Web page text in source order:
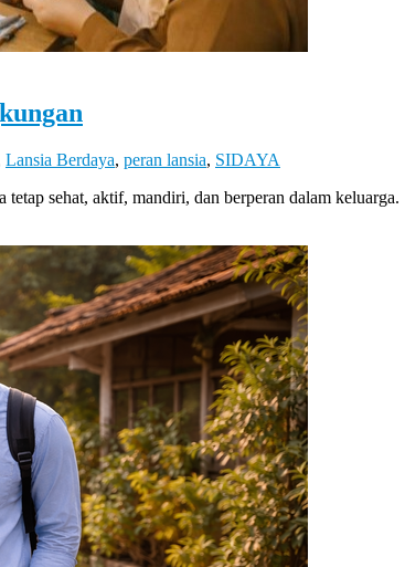
Lansia Berdaya, peran lansia, SIDAYA
sehat, aktif, mandiri, dan berperan dalam keluarga.